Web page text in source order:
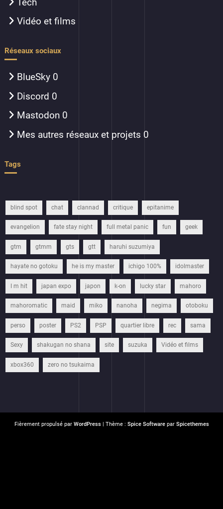
Vidéo et films
Réseaux sociaux
BlueSky 0
Discord 0
Mastodon 0
Mes autres réseaux et projets 0
Tags
blind spot chat clannad critique epitanime
evangelion fate stay night full metal panic fun geek
gtm gtmm gts gtt haruhi suzumiya
hayate no gotoku he is my master ichigo 100% idolmaster
I m hit japan expo japon k-on lucky star mahoro
mahoromatic maid miko nanoha negima otoboku
perso poster PS2 PSP quartier libre rec sama
Sexy shakugan no shana site suzuka Vidéo et films
xbox360 zero no tsukaima
Fièrement propulsé par WordPress| Thème : Spice Softwarepar Spicethemes